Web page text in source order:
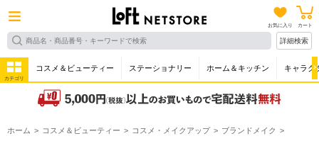
お気に入り カート
詳細検索
カテゴリ
コスメ＆ビューティー ステーショナリー ホーム＆キッチン キャラク
ホーム コスメ＆ビューティー コスメ・メイクアップ
ブランドメイク